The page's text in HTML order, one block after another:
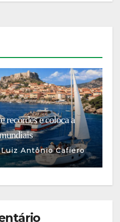
recordes e coloca a
Antônio Cafiero